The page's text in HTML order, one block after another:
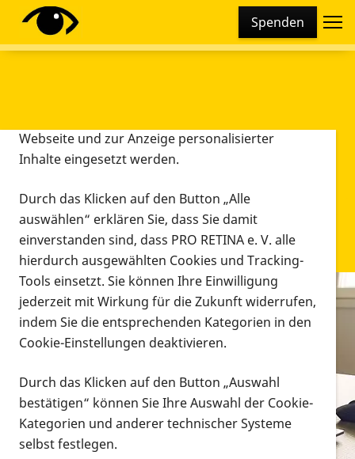
Spenden
Infomaterial
Infomaterial
Vorlesen
Alle Infomaterialien in verschiedenen
Formaten an einem Ort
Diese Webseite setzt verschiedene Cookies und
Tracking-Tools ein. Dies beinhaltet Cookies und
Webseite und zur Anzeige personalisierter
Inhalte eingesetzt werden.
Durch das Klicken auf den Button „Alle
auswählen“ erklären Sie, dass Sie damit
einverstanden sind, dass PRO RETINA e. V. alle
hierdurch ausgewählten Cookies und Tracking-
Tools einsetzt. Sie können Ihre Einwilligung
jederzeit mit Wirkung für die Zukunft widerrufen,
indem Sie die entsprechenden Kategorien in den
Cookie-Einstellungen deaktivieren.
Durch das Klicken auf den Button „Auswahl
bestätigen“ können Sie Ihre Auswahl der Cookie-
Kategorien und anderer technischer Systeme
selbst festlegen.